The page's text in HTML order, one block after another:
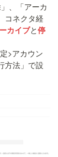
、「アーカ
コネクタ経
カイブと停
>アカウン
方法」で設